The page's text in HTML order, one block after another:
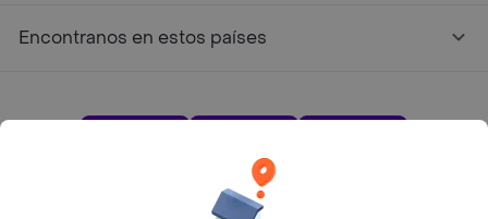
Encontranos en estos países
Google play